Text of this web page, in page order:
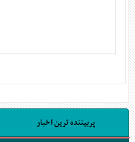
پربیننده ترین اخبار